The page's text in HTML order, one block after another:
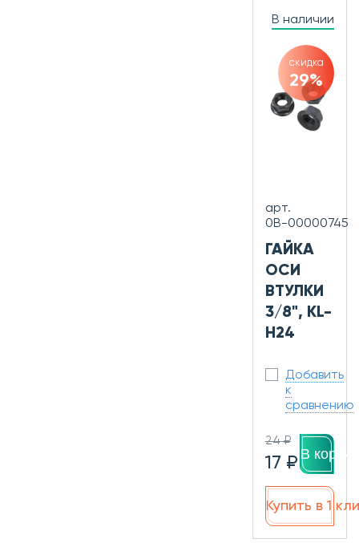
В наличии
скидка
29%
арт.
0В-00000745
ГАЙКА
ОСИ
ВТУЛКИ
3/8", KL-
H24
Добавить
к
сравнению
24 ₽
17 ₽ В
Купить в 1